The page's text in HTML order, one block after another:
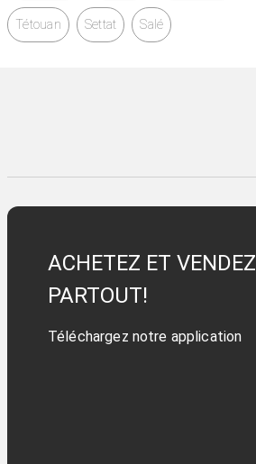
Tétouan Settat Salé
ACHETEZ ET VENDEZ
PARTOUT!
Téléchargez notre application